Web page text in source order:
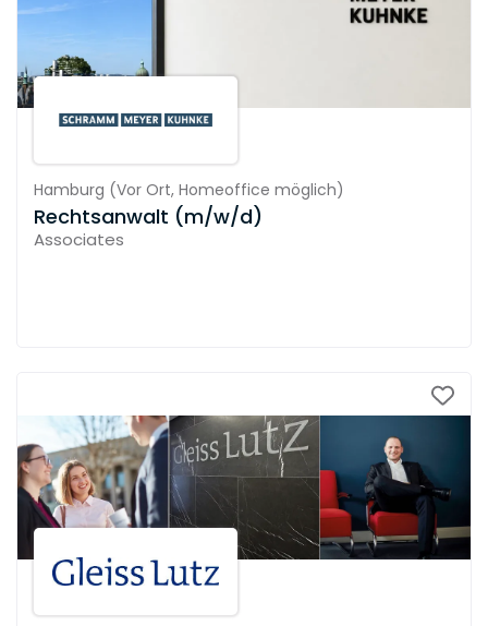
Hamburg (Vor Ort, Homeoffice möglich)
Rechtsanwalt (m/w/d)
Associates